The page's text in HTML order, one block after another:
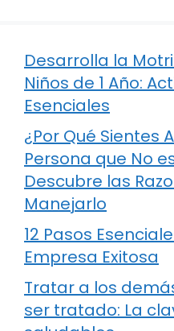
Desarrolla la
Niños de 1 Año:
Esenciales
¿Por Qué Sientes
Persona que No
Descubre las
Manejarlo
12 Pasos
Empresa Exitosa
Tratar a los
ser tratado: La